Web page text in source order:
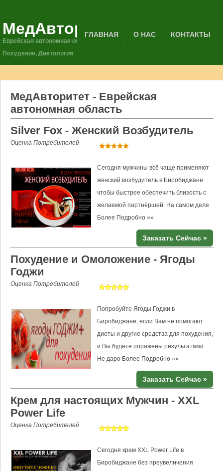
МедАвторитет
Еврейская автономная область - Велнес, Омоложение, Флебология,
Похудение, Диетология
ГЛАВНАЯ О НАС КОНТАКТЫ
МедАвторитет - Еврейская
автономная область
Silver Fox - Женский Возбудитель
Оценка Потребителей
Сегодня мужчины всё чаще применяют
женский возбудитель в Биробиджане
чтобы быстрее обеспечить близость с
желаемой партнёршей. На самом деле
Более Подробно »»
Заказать Сейчас »
Похудение и Омоложение - Ягоды
Годжи
Оценка Потребителей
Попробуйте Ягоды Годжи в
Биробиджане, если Вам не помогают
диеты и другие средства для похудения,
и Вы будете поражены результатами.
Не даро Более Подробно »»
Заказать Сейчас »
Крем для настоящих Мужчин - XXL
Power Life
Оценка Потребителей
Сегодня крем XXL Power Life в
Биробиджане без преувеличения